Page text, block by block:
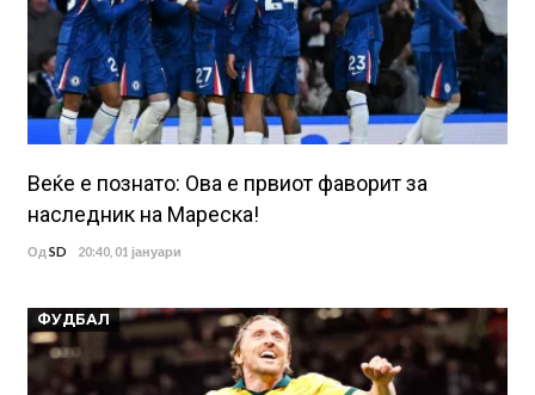
Веќе е познато: Ова е првиот фаворит за
наследник на Мареска!
Од SD 20:40, 01 јануари
ФУДБАЛ